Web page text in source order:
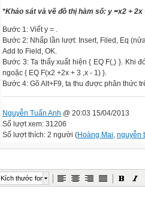
*Khảo sát và vẽ đồ thị hàm số: y =x2 + 2x
Bước 1: Viếty = .
Bước 2: Nhấp lần lượt: Insert, Filed, Eq
Add to Field, OK.
Bước 3:Ta thấy xuất hiện { EQ F(,) }. Khi
ngoặc { EQ F(x2 +2x + 3 ,x - 1) }.
Bước 4: Gõ Alt+F9, ta thu được phân thức
Nguyễn Tuấn Anh @ 20:03 15/04/2013
Số lượt xem: 31206
Số lượt thích: 2 người (Hoàng Mai nguyễn
Kích thước font